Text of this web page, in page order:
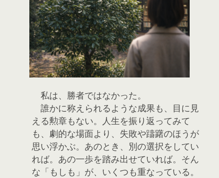
私は、勝者ではなかった。
誰かに称えられるような成果も、目に見
える勲章もない。人生を振り返ってみて
も、劇的な場面より、失敗や躊躇のほうが
思い浮かぶ。あのとき、別の選択をしてい
れば。あの一歩を踏み出せていれば。そん
な「もしも」が、いくつも重なっている。